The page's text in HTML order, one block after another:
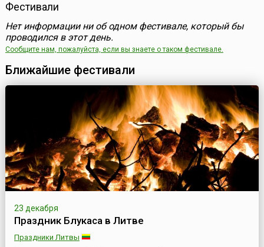
Фестивали
Нет информации ни об одном фестивале, который бы
проводился в этот день.
Сообщите нам, пожалуйста, если вы знаете о таком фестивале.
Ближайшие фестивали
23 декабря
Праздник Блукаса в Литве
Праздники Литвы